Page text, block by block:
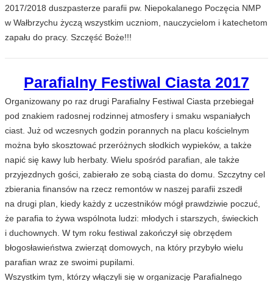
2017/2018 duszpasterze parafii pw. Niepokalanego Poczęcia NMP
w Wałbrzychu życzą wszystkim uczniom, nauczycielom i katechetom
zapału do pracy. Szczęść Boże!!!
Parafialny Festiwal Ciasta 2017
Organizowany po raz drugi Parafialny Festiwal Ciasta przebiegał
pod znakiem radosnej rodzinnej atmosfery i smaku wspaniałych
ciast. Już od wczesnych godzin porannych na placu kościelnym
można było skosztować przeróżnych słodkich wypieków, a także
napić się kawy lub herbaty. Wielu spośród parafian, ale także
przyjezdnych gości, zabierało ze sobą ciasta do domu. Szczytny cel
zbierania finansów na rzecz remontów w naszej parafii zszedł
na drugi plan, kiedy każdy z uczestników mógł prawdziwie poczuć,
że parafia to żywa wspólnota ludzi: młodych i starszych, świeckich
i duchownych. W tym roku festiwal zakończył się obrzędem
błogosławieństwa zwierząt domowych, na który przybyło wielu
parafian wraz ze swoimi pupilami.
Wszystkim tym, którzy włączyli się w organizację Parafialnego